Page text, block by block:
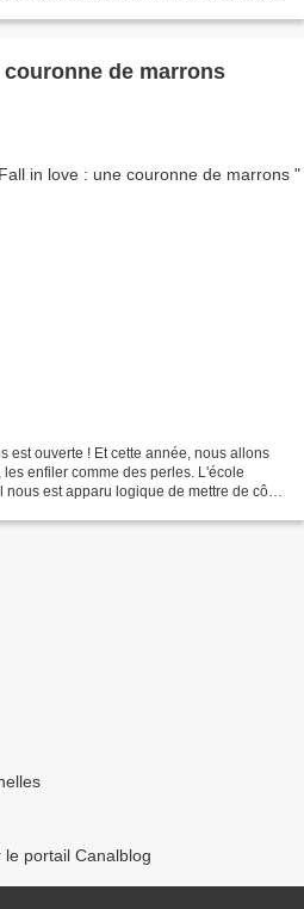
de marrons
est ouverte ! Et cette année, nous allons
enfiler comme des perles. L'école
est apparu logique de mettre de côté
portail Canalblog